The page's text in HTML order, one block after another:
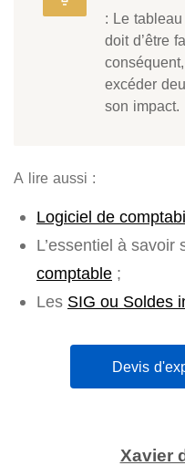
: Le
doit d’être
excéder
son impact.
A lire aussi :
Logiciel de
L’essentiel à savoir
comptable ;
Les SIG ou Soldes
Devis
Xavier